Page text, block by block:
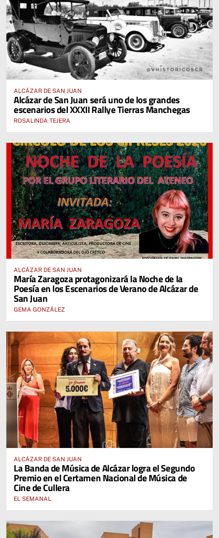
ALCÁZAR DE SAN JUAN
Alcázar de San Juan será uno de los grandes
escenarios del XXXII Rallye Tierras Manchegas
ROSALINDA TEJERA
ALCÁZAR DE SAN JUAN
María Zaragoza protagonizará la Noche de la
Poesía en los Escenarios de Verano de Alcázar de
San Juan
GEMA GONZÁLEZ
ALCÁZAR DE SAN JUAN
La Banda de Música de Alcázar logra el Segundo
Premio en el Certamen Nacional de Música de
Cine de Cullera
EL SEMANAL